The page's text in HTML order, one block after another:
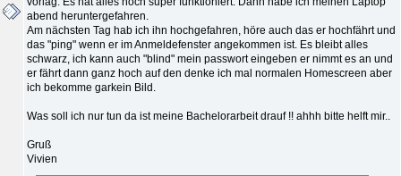
abend heruntergefahren.
Am nächsten Tag hab ich ihn hochgefahren, höre auch das er hochfährt und
das "ping" wenn er im Anmeldefenster angekommen ist. Es bleibt alles
schwarz, ich kann auch "blind" mein passwort eingeben er nimmt es an und
er fährt dann ganz hoch auf den denke ich mal normalen Homescreen aber
ich bekomme garkein Bild.
Was soll ich nur tun da ist meine Bachelorarbeit drauf !! ahhh bitte helft mir..
Gruß
Vivien